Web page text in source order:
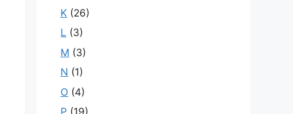
K (26)
L (3)
M (3)
N (1)
O (4)